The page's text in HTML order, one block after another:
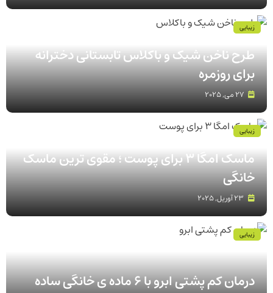
طرح ناخن شیک و باکلاس تابستانی دخترانه
برای روزمره
27 می, 2025
زیبایی
ماسک امگا 3 برای پوست ؛ مقوی ترین ماسک
خانگی
23 آوریل, 2025
زیبایی
درمان کم پشتی ابرو با 6 ماده ی خانگی ساده
زیبایی